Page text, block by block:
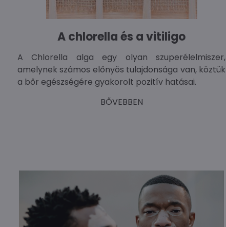
A chlorella és a vitiligo
A Chlorella alga egy olyan szuperélelmiszer,
amelynek számos előnyös tulajdonsága van, köztük
a bőr egészségére gyakorolt pozitív hatásai.
BŐVEBBEN